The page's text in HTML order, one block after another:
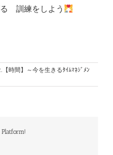
訓練をしよう
【時間】～今を生きるﾀｲﾑﾏﾈｼﾞﾒﾝ